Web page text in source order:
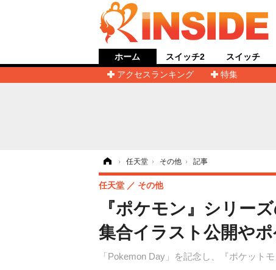
ホーム
アクセスランキング
特集
スイッチ2 スイッチ
› 任天堂 › その他 › 記事
『ポケモン』シリー
集合イラスト公開や
「Pokemon Day」を記念し、『ポケット
任天堂 その他